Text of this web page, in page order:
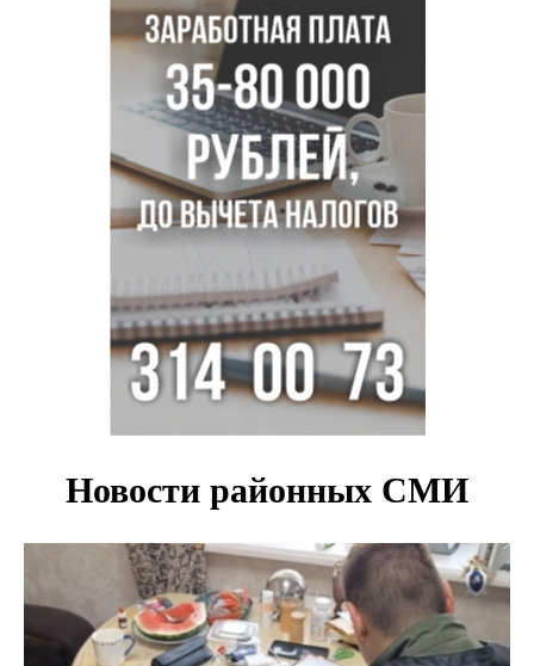
Знаменитый орангутан Бату отметил юбилей в
новосибирском зоопарке
Новосибирские хирурги спасли сердце восьмиклассницы
с донорским клапаном